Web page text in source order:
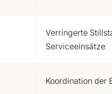
Verringerte
Serviceeinsätze
Koordination der